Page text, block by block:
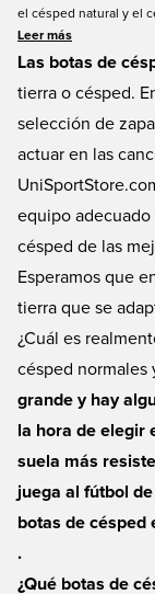
el césped natural y el
césped, hechos de
de campos, es crucial
botas de césped son
Unisportstore ofrece
Leer más
Las botas de
tierra o césped.
selección de
actuar en las
equipo adecuado
césped de las
Esperamos que
tierra que se
¿Cuál es
césped normales
grande y hay
la hora de elegir
suela más
juega al fútbol
botas de césped
.
¿Qué botas de